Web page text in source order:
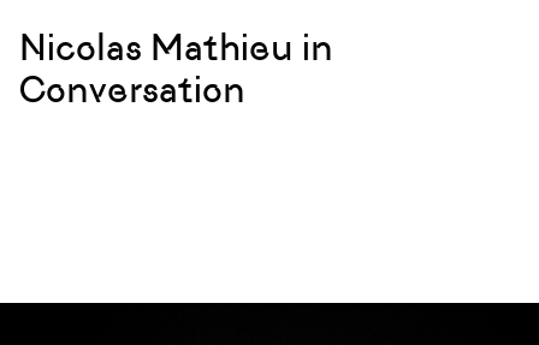
Nicolas Mathieu in
Conversation